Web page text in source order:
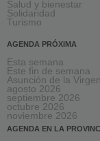
Salud y bienestar
Solidaridad
Turismo
AGENDA PRÓXIMA
Esta semana
Este fin de semana
Asunción de la Virgen
agosto 2026
septiembre 2026
octubre 2026
noviembre 2026
AGENDA EN LA